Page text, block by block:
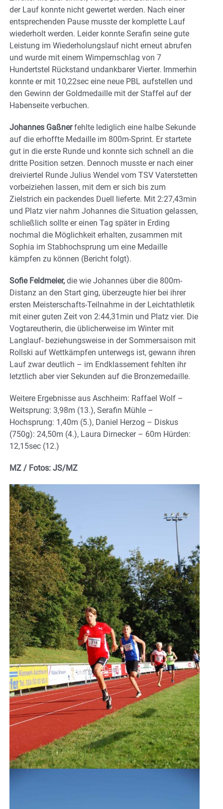
der Lauf konnte nicht gewertet werden. Nach einer
entsprechenden Pause musste der komplette Lauf
wiederholt werden. Leider konnte Serafin seine gute
Leistung im Wiederholungslauf nicht erneut abrufen
und wurde mit einem Wimpernschlag von 7
Hundertstel Rückstand undankbarer Vierter. Immerhin
konnte er mit 10,22sec eine neue PBL aufstellen und
den Gewinn der Goldmedaille mit der Staffel auf der
Habenseite verbuchen.
Johannes Gaßnerfehlte lediglich eine halbe Sekunde
auf die erhoffte Medaille im 800m-Sprint. Er startete
gut in die erste Runde und konnte sich schnell an die
dritte Position setzen. Dennoch musste er nach einer
dreiviertel Runde Julius Wendel vom TSV Vaterstetten
vorbeiziehen lassen, mit dem er sich bis zum
Zielstrich ein packendes Duell lieferte. Mit 2:27,43min
und Platz vier nahm Johannes die Situation gelassen,
schließlich sollte er einen Tag später in Erding
nochmal die Möglichkeit erhalten, zusammen mit
Sophia im Stabhochsprung um eine Medaille
kämpfen zu können (Bericht folgt).
Sofie Feldmeier, die wie Johannes über die 800m-
Distanz an den Start ging, überzeugte hier bei ihrer
ersten Meisterschafts-Teilnahme in der Leichtathletik
mit einer guten Zeit von 2:44,31min und Platz vier. Die
Vogtareutherin, die üblicherweise im Winter mit
Langlauf- beziehungsweise in der Sommersaison mit
Rollski auf Wettkämpfen unterwegs ist, gewann ihren
Lauf zwar deutlich – im Endklassement fehlten ihr
letztlich aber vier Sekunden auf die Bronzemedaille.
Weitere Ergebnisse aus Aschheim: Raffael Wolf –
Weitsprung: 3,98m (13.), Serafin Mühle –
Hochsprung: 1,40m (5.), Daniel Herzog – Diskus
(750g): 24,50m (4.), Laura Dirnecker – 60m Hürden:
12,15sec (12.)
MZ / Fotos: JS/MZ